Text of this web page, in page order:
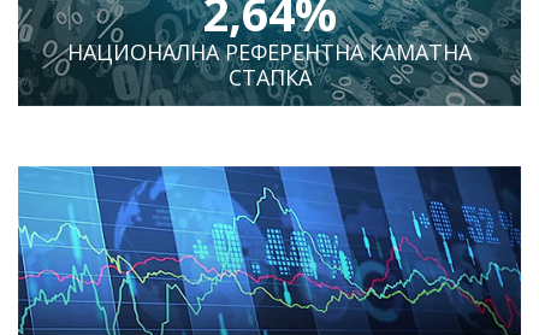
НАЦИОНАЛНА РЕФЕРЕНТНА КАМАТНА
СТАПКА